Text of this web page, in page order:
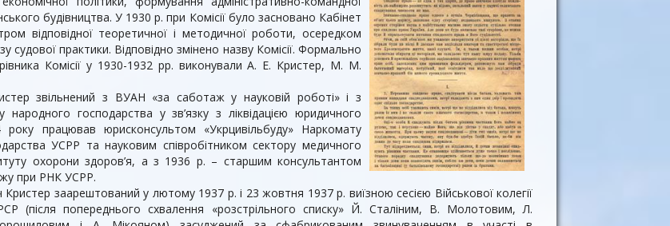
будівництва. У 1930 р. при Комісії було засновано Кабінет
відповідної теоретичної і методичної роботи, осередком
судової практики. Відповідно змінено назву Комісії. Формально
Комісії у 1930-1932 рр. виконували А. Е. Кристер, М. М.
звільнений з ВУАН «за саботаж у науковій роботі» і з
народного господарства у зв’язку з ліквідацією юридичного
працював юрисконсультом «Укрцивільбуду» Наркомату
УСРР та науковим співробітником сектору медичного
охорони здоров’я, а з 1936 р. – старшим консультантом
при РНК УСРР.
заарештований у лютому 1937 р. і 23 жовтня 1937 р. виїзною сесією Військової колегії
(після попереднього схвалення «розстрільного списку» Й. Сталіним, В. Молотовим, Л.